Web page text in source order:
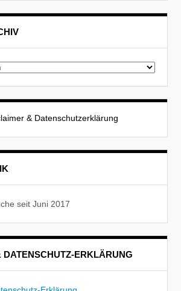
& Datenschutzerklärung
seit Juni 2017
DATENSCHUTZ-ERKLÄRUNG